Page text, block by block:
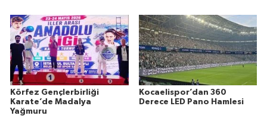
Körfez Gençlerbirliği
Karate’de Madalya
Yağmuru
Kocaelispor’dan 360
Derece LED Pano Hamlesi